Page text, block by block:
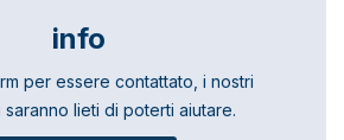
info
per essere contattato, i nostri
saranno lieti di poterti aiutare.